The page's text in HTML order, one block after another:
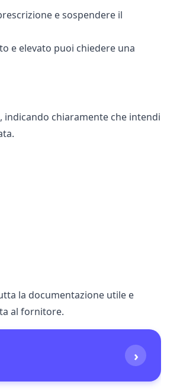
e sospendere il
e elevato puoi chiedere una
indicando chiaramente che intendi
la documentazione utile e
al fornitore.
›